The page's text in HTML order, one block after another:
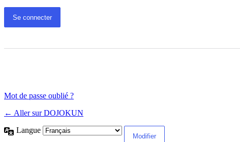
Mot de passe oublié ?
← Aller sur DOJOKUN
Langue